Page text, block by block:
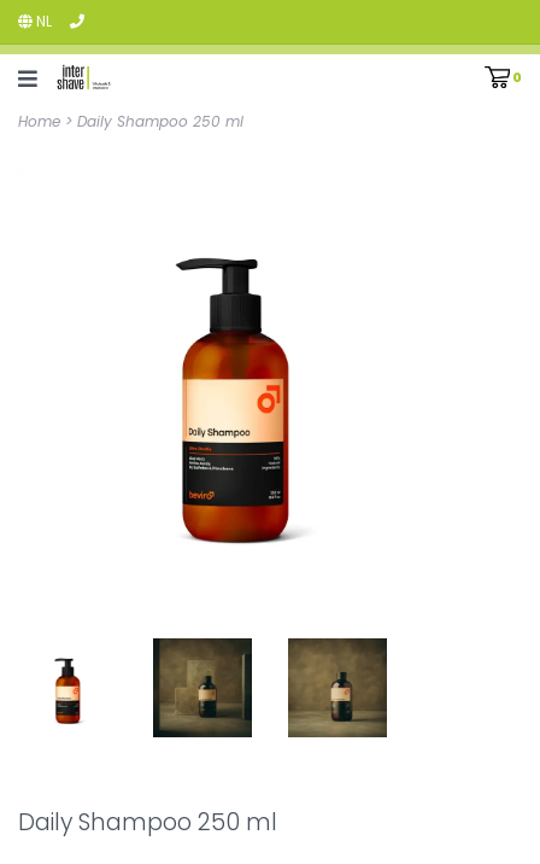
NL
0
Home > Daily Shampoo 250 ml
Daily Shampoo 250 ml